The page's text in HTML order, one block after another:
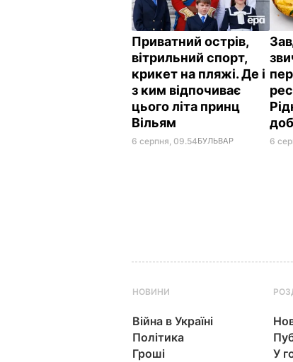
Приватний острів,
вітрильний спорт,
крикет на пляжі. Де і
з ким відпочиває
цього літа принц
Вільям
6 серпня, 09.54БУЛЬВАР 6
НОВИНИ
Війна в Україні
Політика
Гроші
У